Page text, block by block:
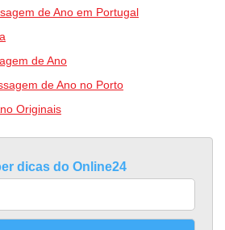
de Ano em Portugal
de Ano
de Ano no Porto
Originais
dicas do Online24